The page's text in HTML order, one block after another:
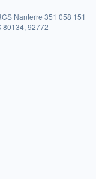
Nanterre 351 058 151
80134, 92772